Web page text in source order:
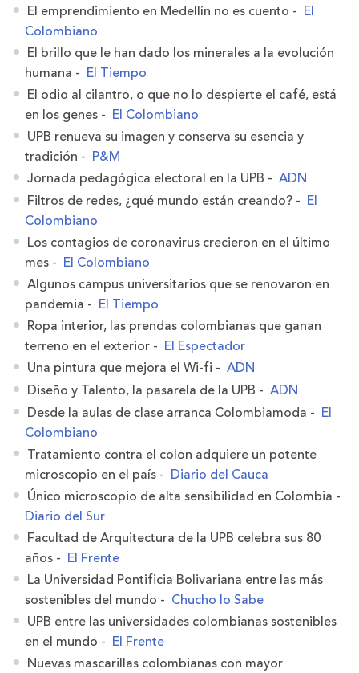
El emprendimiento en Medellín no es cuento - El
Colombiano
El brillo que le han dado los minerales a la evolución
humana - El Tiempo
El odio al cilantro, o que no lo despierte el café, está
en los genes - El Colombiano
UPB renueva su imagen y conserva su esencia y
tradición - P&M
Jornada pedagógica electoral en la UPB - ADN
Filtros de redes, ¿qué mundo están creando? - El
Colombiano
Los contagios de coronavirus crecieron en el último
mes - El Colombiano
Algunos campus universitarios que se renovaron en
pandemia - El Tiempo
Ropa interior, las prendas colombianas que ganan
terreno en el exterior - El Espectador
Una pintura que mejora el Wi-fi - ADN
Diseño y Talento, la pasarela de la UPB - ADN
Desde la aulas de clase arranca Colombiamoda - El
Colombiano
Tratamiento contra el colon adquiere un potente
microscopio en el país - Diario del Cauca
Único microscopio de alta sensibilidad en Colombia -
Diario del Sur
Facultad de Arquitectura de la UPB celebra sus 80
años - El Frente
La Universidad Pontificia Bolivariana entre las más
sostenibles del mundo - Chucho lo Sabe
UPB entre las universidades colombianas sostenibles
en el mundo - El Frente
Nuevas mascarillas colombianas con mayor